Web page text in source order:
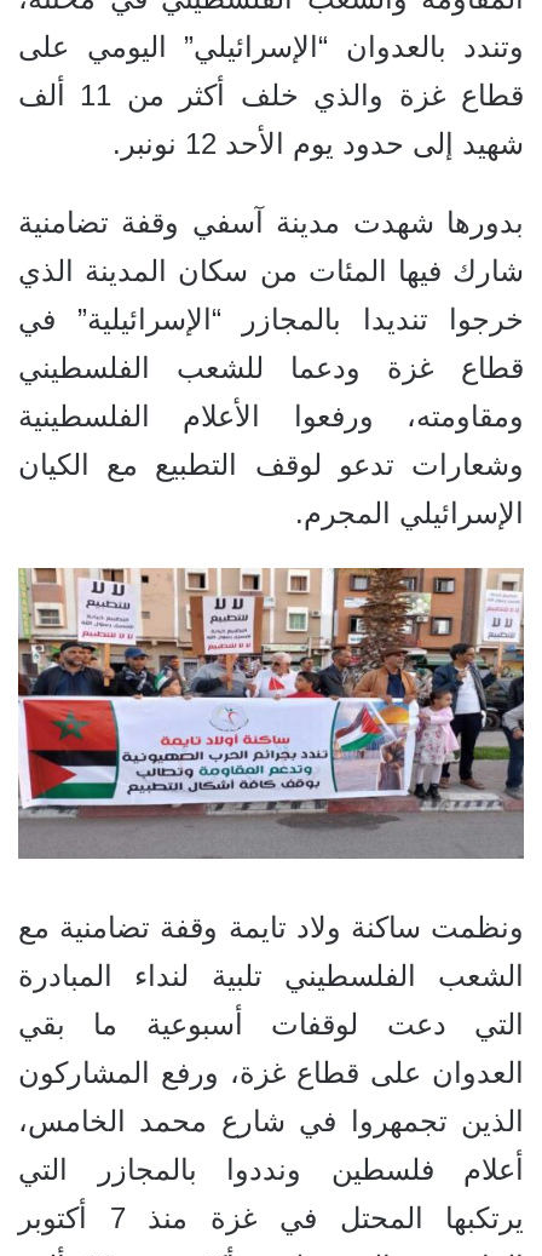
وتندد بالعدوان “الإسرائيلي” اليومي على
قطاع غزة والذي خلف أكثر من 11 ألف
شهيد إلى حدود يوم الأحد 12 نونبر.
بدورها شهدت مدينة آسفي وقفة تضامنية
شارك فيها المئات من سكان المدينة الذي
خرجوا تنديدا بالمجازر “الإسرائيلية” في
قطاع غزة ودعما للشعب الفلسطيني
ومقاومته، ورفعوا الأعلام الفلسطينية
وشعارات تدعو لوقف التطبيع مع الكيان
الإسرائيلي المجرم.
ونظمت ساكنة ولاد تايمة وقفة تضامنية مع
الشعب الفلسطيني تلبية لنداء المبادرة
التي دعت لوقفات أسبوعية ما بقي
العدوان على قطاع غزة، ورفع المشاركون
الذين تجمهروا في شارع محمد الخامس،
أعلام فلسطين ونددوا بالمجازر التي
يرتكبها المحتل في غزة منذ 7 أكتوبر